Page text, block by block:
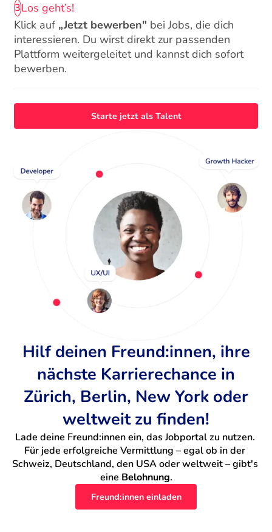
3Los geht’s!
Klick auf „Jetzt bewerben" bei Jobs, die dich
interessieren. Du wirst direkt zur passenden
Plattform weitergeleitet und kannst dich sofort
bewerben.
Starte jetzt als Talent
Hilf deinen Freund:innen, ihre
nächste Karrierechance in
Zürich, Berlin, New York oder
weltweit zu finden!
Lade deine Freund:innen ein, das Jobportal zu nutzen.
Für jede erfolgreiche Vermittlung – egal ob in der
Schweiz, Deutschland, den USA oder weltweit – gibt's
eine Belohnung.
Freund:innen einladen